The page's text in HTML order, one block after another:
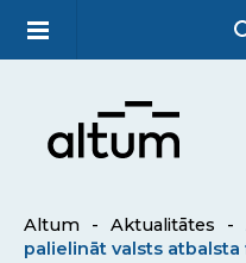
Altum - Aktualitātes -
palielināt valsts